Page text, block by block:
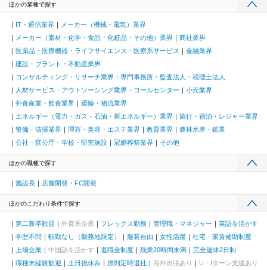
ほかの業種で探す
IT・通信業界
メーカー（機械・電気）業界
メーカー（素材・化学・食品・化粧品・その他）業界
商社業界
医薬品・医療機器・ライフサイエンス・医療系サービス
金融業界
建設・プラント・不動産業界
コンサルティング・リサーチ業界・専門事務所・監査法人・税理士法人
人材サービス・アウトソーシング業界・コールセンター
小売業界
外食産業・飲食業界
運輸・物流業界
エネルギー（電力・ガス・石油・新エネルギー）業界
旅行・宿泊・レジャー業界
警備・清掃業界
理容・美容・エステ業界 教育業界
農林水産・鉱業
公社・官公庁・学校・研究施設
冠婚葬祭業界 その他
ほかの職種で探す
施設長 店舗開発・FC開発
ほかのこだわり条件で探す
第二新卒歓迎 外資系企業 フレックス勤務 管理職・マネジャー
英語を活かす
学歴不問
転勤なし（勤務地限定） 服装自由 女性活躍
社宅・家賃補助制度
上場企業
中国語を活かす 退職金制度 残業20時間未満
完全週休2日制
職種未経験歓迎
土日祝休み 原則定時退社 海外出張あり U・Iターン支援あり